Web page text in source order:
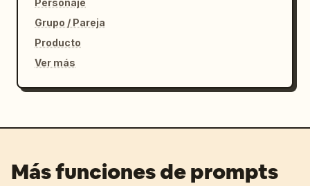
Personaje
Grupo / Pareja
Producto
Ver más
Más funciones de prompts